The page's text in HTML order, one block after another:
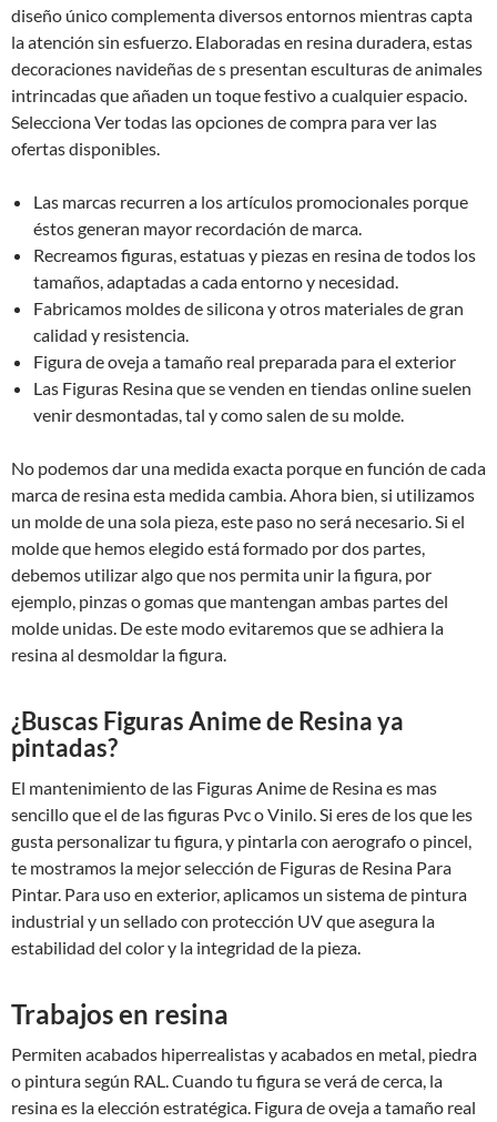
diseño único complementa diversos entornos mientras capta
la atención sin esfuerzo. Elaboradas en resina duradera, estas
decoraciones navideñas de s presentan esculturas de animales
intrincadas que añaden un toque festivo a cualquier espacio.
Selecciona Ver todas las opciones de compra para ver las
ofertas disponibles.
Las marcas recurren a los artículos promocionales porque
éstos generan mayor recordación de marca.
Recreamos figuras, estatuas y piezas en resina de todos los
tamaños, adaptadas a cada entorno y necesidad.
Fabricamos moldes de silicona y otros materiales de gran
calidad y resistencia.
Figura de oveja a tamaño real preparada para el exterior
Las Figuras Resina que se venden en tiendas online suelen
venir desmontadas, tal y como salen de su molde.
No podemos dar una medida exacta porque en función de cada
marca de resina esta medida cambia. Ahora bien, si utilizamos
un molde de una sola pieza, este paso no será necesario. Si el
molde que hemos elegido está formado por dos partes,
debemos utilizar algo que nos permita unir la figura, por
ejemplo, pinzas o gomas que mantengan ambas partes del
molde unidas. De este modo evitaremos que se adhiera la
resina al desmoldar la figura.
¿Buscas Figuras Anime de Resina ya
pintadas?
El mantenimiento de las Figuras Anime de Resina es mas
sencillo que el de las figuras Pvc o Vinilo. Si eres de los que les
gusta personalizar tu figura, y pintarla con aerografo o pincel,
te mostramos la mejor selección de Figuras de Resina Para
Pintar. Para uso en exterior, aplicamos un sistema de pintura
industrial y un sellado con protección UV que asegura la
estabilidad del color y la integridad de la pieza.
Trabajos en resina
Permiten acabados hiperrealistas y acabados en metal, piedra
o pintura según RAL. Cuando tu figura se verá de cerca, la
resina es la elección estratégica. Figura de oveja a tamaño real